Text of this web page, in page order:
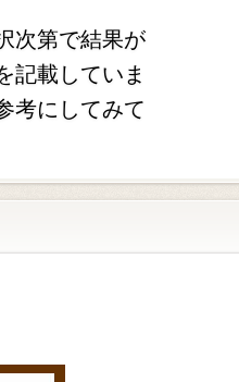
次第で結果が
記載していま
考にしてみて